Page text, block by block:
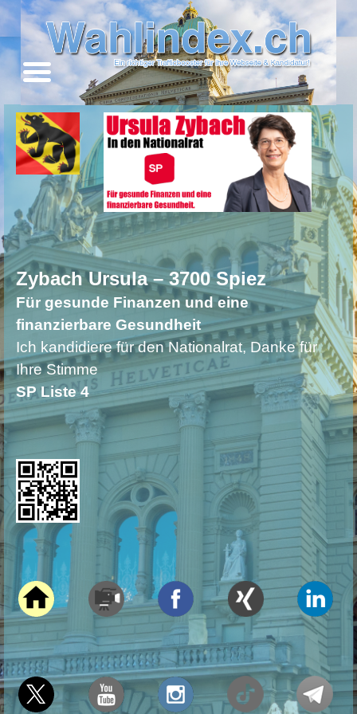
Zybach Ursula – 3700 Spiez
Für gesunde Finanzen und eine
finanzierbare Gesundheit
Ich kandidiere für den Nationalrat, Danke für
Ihre Stimme
SP Liste 4